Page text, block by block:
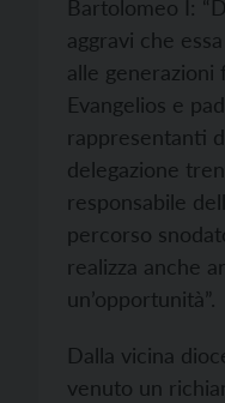
Bartolomeo I:
aggravi che
alle
Evangelios e
rappresentanti
delegazione
responsabile
percorso
realizza anche
un’opportunità”.
Dalla vicina
venuto un